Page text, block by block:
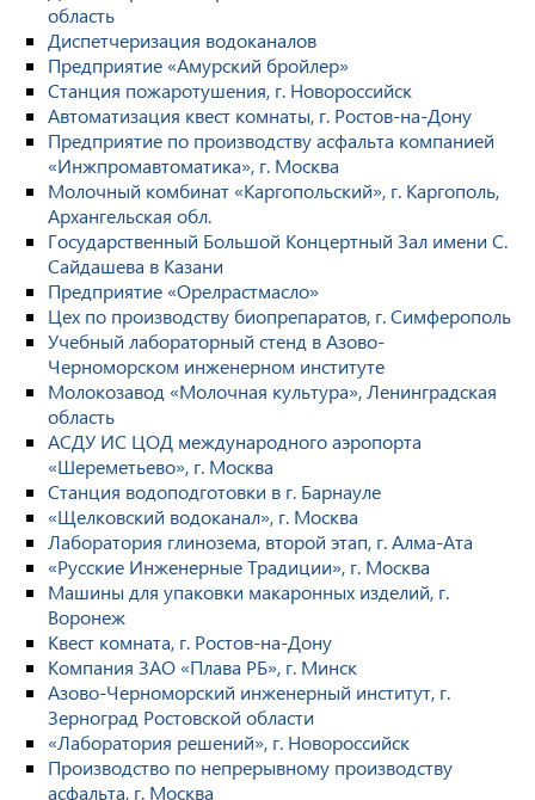
область
Диспетчеризация водоканалов
Предприятие «Амурский бройлер»
Станция пожаротушения, г. Новороссийск
Автоматизация квест комнаты, г. Ростов-на-Дону
Предприятие по производству асфальта компанией
«Инжпромавтоматика», г. Москва
Молочный комбинат «Каргопольский», г. Каргополь,
Архангельская обл.
Государственный Большой Концертный Зал имени С.
Сайдашева в Казани
Предприятие «Орелрастмасло»
Цех по производству биопрепаратов, г. Симферополь
Учебный лабораторный стенд в Азово-
Черноморском инженерном институте
Молокозавод «Молочная культура», Ленинградская
область
АСДУ ИС ЦОД международного аэропорта
«Шереметьево», г. Москва
Станция водоподготовки в г. Барнауле
«Щелковский водоканал», г. Москва
Лаборатория глинозема, второй этап, г. Алма-Ата
«Русские Инженерные Традиции», г. Москва
Машины для упаковки макаронных изделий, г.
Воронеж
Квест комната, г. Ростов-на-Дону
Компания ЗАО «Плава РБ», г. Минск
Азово-Черноморский инженерный институт, г.
Зерноград Ростовской области
«Лаборатория решений», г. Новороссийск
Производство по непрерывному производству
асфальта, г. Москва